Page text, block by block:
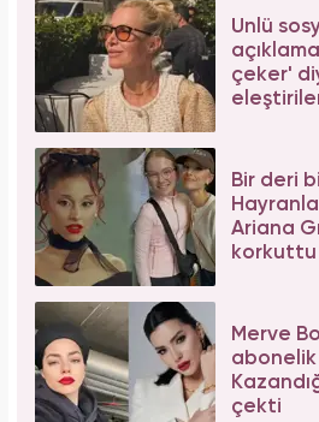
Forbes Iconoclast 50 listesi
Swift tarihin en zengin
İbrahim Tatlıses hastaneye